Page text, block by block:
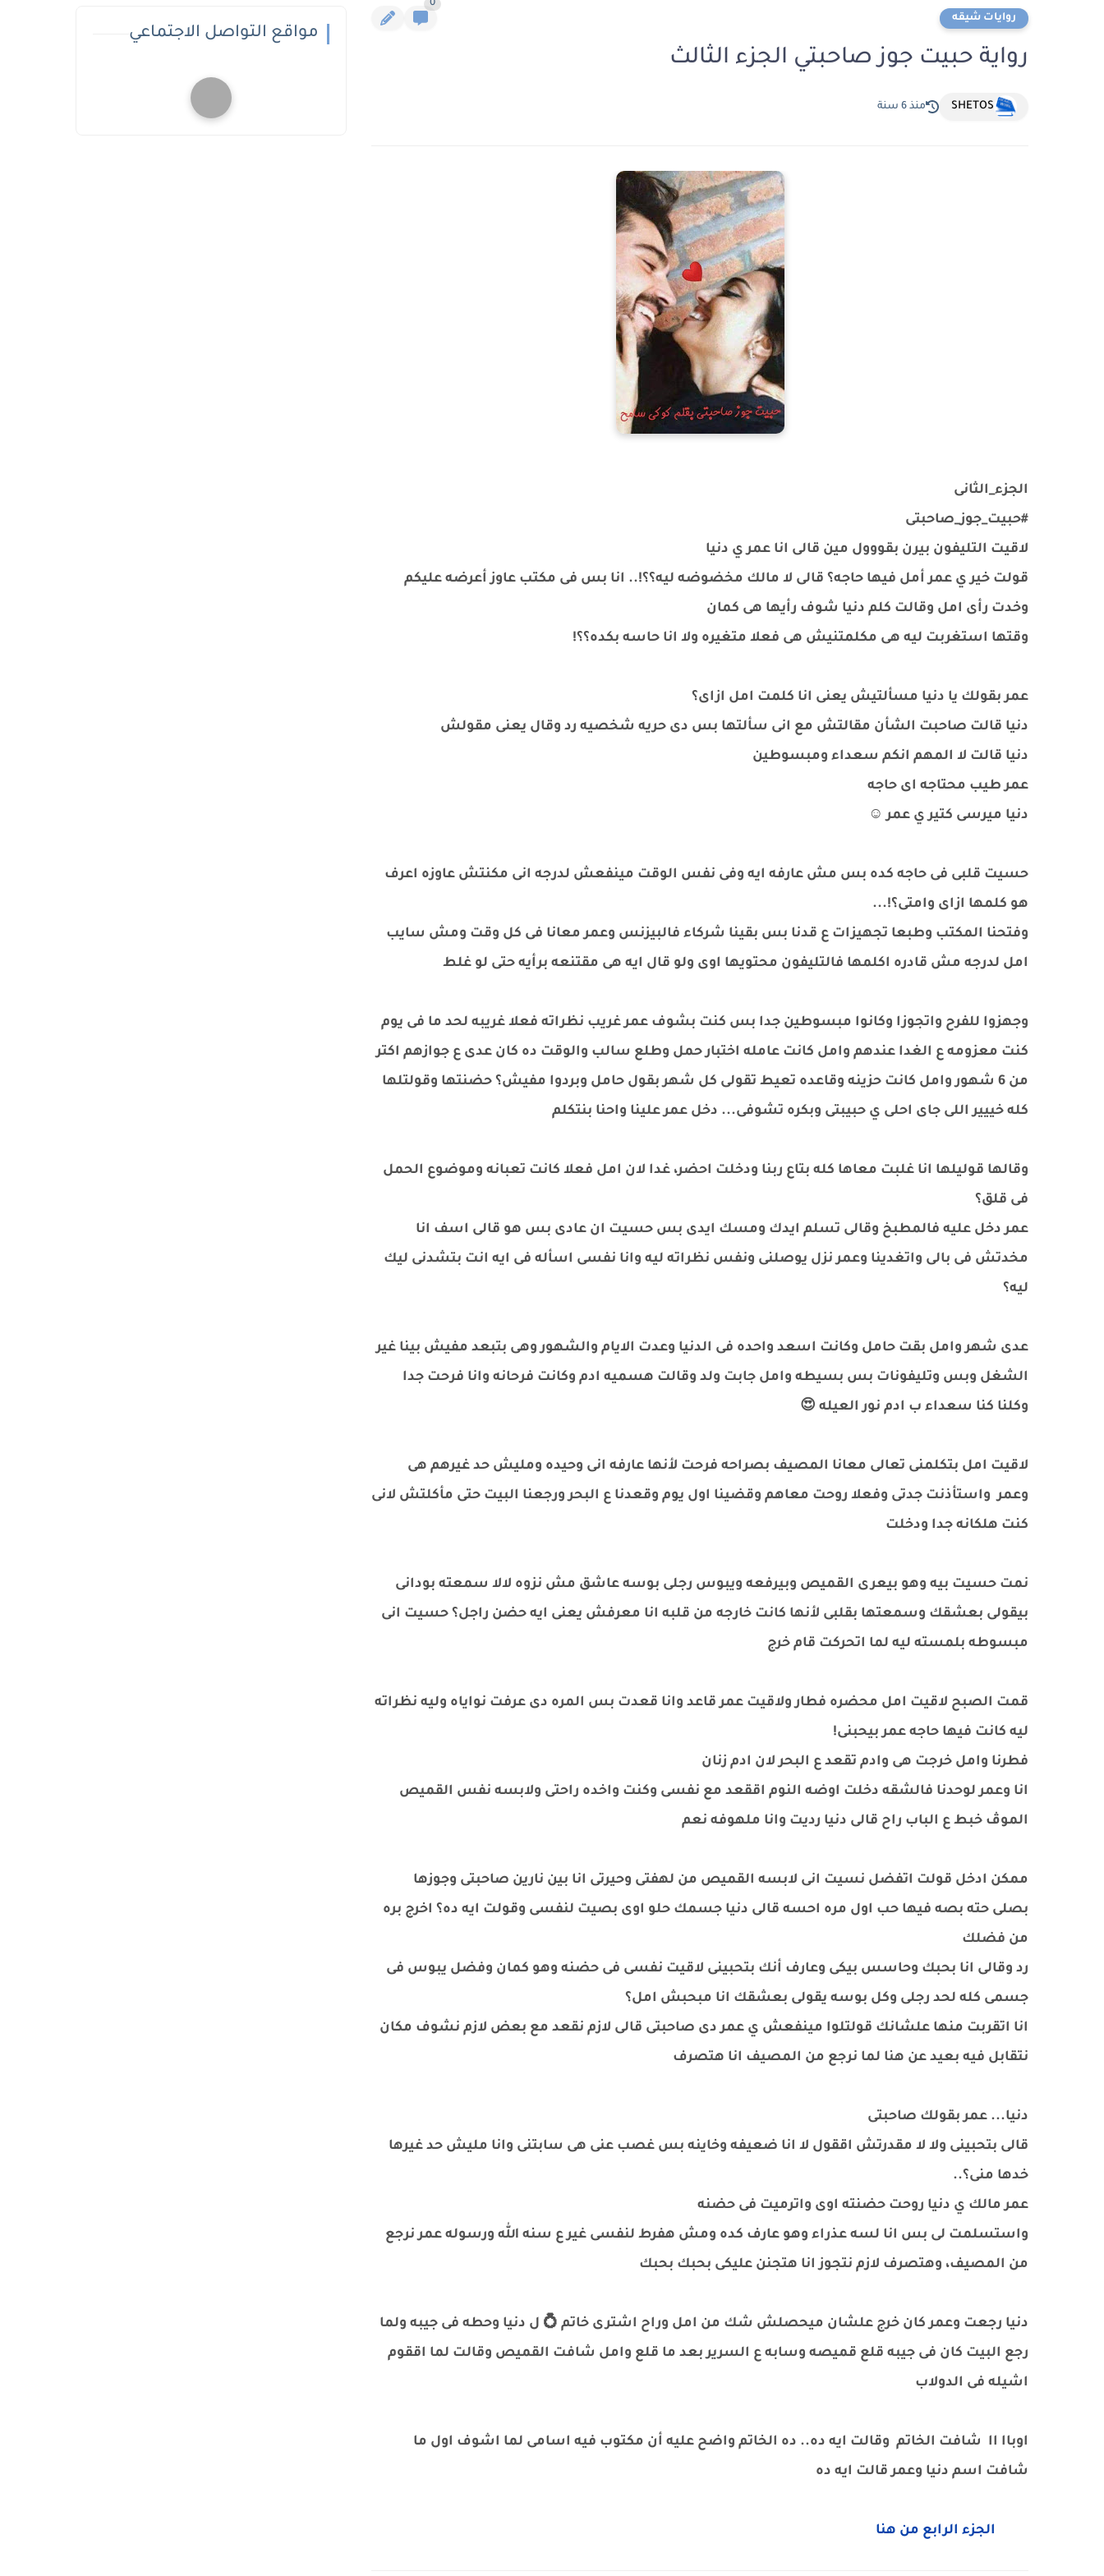
روايات شيقه
0
رواية حبيت جوز صاحبتي الجزء الثالث
SHETOS منذ 6 سنة
الجزء_الثانى
#حبيت_جوز_صاحبتى
لاقيت التليفون بيرن بقووول مين قالى انا عمر ي دنيا
قولت خير ي عمر أمل فيها حاجه؟ قالى لا مالك مخضوضه ليه؟؟!.. انا بس فى مكتب عاوز أعرضه عليكم
وخدت رأى امل وقالت كلم دنيا شوف رأيها هى كمان
وقتها استغربت ليه هى مكلمتنيش هى فعلا متغيره ولا انا حاسه بكده؟؟!
عمر بقولك يا دنيا مسألتيش يعنى انا كلمت امل ازاى؟
دنيا قالت صاحبت الشأن مقالتش مع انى سألتها بس دى حريه شخصيه رد وقال يعنى مقولش
دنيا قالت لا المهم انكم سعداء ومبسوطين
عمر طيب محتاجه اى حاجه
دنيا ميرسى كتير ي عمر ☺️
حسيت قلبى فى حاجه كده بس مش عارفه ايه وفى نفس الوقت مينفعش لدرجه انى مكنتش عاوزه اعرف
هو كلمها ازاى وامتى؟!...
وفتحنا المكتب وطبعا تجهيزات ع قدنا بس بقينا شركاء فالبيزنس وعمر معانا فى كل وقت ومش سايب
امل لدرجه مش قادره اكلمها فالتليفون محتويها اوى ولو قال ايه هى مقتنعه برأيه حتى لو غلط
وجهزوا للفرح واتجوزا وكانوا مبسوطين جدا بس كنت بشوف عمر غريب نظراته فعلا غريبه لحد ما فى يوم
كنت معزومه ع الغدا عندهم وامل كانت عامله اختبار حمل وطلع سالب والوقت ده كان عدى ع جوازهم اكتر
من 6 شهور وامل كانت حزينه وقاعده تعيط تقولى كل شهر بقول حامل وبردوا مفيش؟ حضنتها وقولتلها
كله خييير اللى جاى احلى ي حبيبتى وبكره تشوفى... دخل عمر علينا واحنا بنتكلم
وقالها قوليلها انا غلبت معاها كله بتاع ربنا ودخلت احضر، غدا لان امل فعلا كانت تعبانه وموضوع الحمل
فى قلق؟
عمر دخل عليه فالمطبخ وقالى تسلم ايدك ومسك ايدى بس حسيت ان عادى بس هو قالى اسف انا
مخدتش فى بالى واتغدينا وعمر نزل يوصلنى ونفس نظراته ليه وانا نفسى اسأله فى ايه انت بتشدنى ليك
ليه؟
عدى شهر وامل بقت حامل وكانت اسعد واحده فى الدنيا وعدت الايام والشهور وهى بتبعد مفيش بينا غير
الشغل وبس وتليفونات بس بسيطه وامل جابت ولد وقالت هسميه ادم وكانت فرحانه وانا فرحت جدا
وكلنا كنا سعداء ب ادم نور العيله 😍
لاقيت امل بتكلمنى تعالى معانا المصيف بصراحه فرحت لأنها عارفه انى وحيده ومليش حد غيرهم هى
وعمر واستأذنت جدتى وفعلا روحت معاهم وقضينا اول يوم وقعدنا ع البحر ورجعنا البيت حتى مأكلتش لانى
كنت هلكانه جدا ودخلت
نمت حسيت بيه وهو بيعرى القميص وبيرفعه ويبوس رجلى بوسه عاشق مش نزوه لالا سمعته بودانى
بيقولى بعشقك وسمعتها بقلبى لأنها كانت خارجه من قلبه انا معرفش يعنى ايه حضن راجل؟ حسيت انى
مبسوطه بلمسته ليه لما اتحركت قام خرج
قمت الصبح لاقيت امل محضره فطار ولاقيت عمر قاعد وانا قعدت بس المره دى عرفت نواياه وليه نظراته
ليه كانت فيها حاجه عمر بيحبنى!
فطرنا وامل خرجت هى وادم تقعد ع البحر لان ادم زنان
انا وعمر لوحدنا فالشقه دخلت اوضه النوم اققعد مع نفسى وكنت واخده راحتى ولابسه نفس القميص
الموڤ خبط ع الباب راح قالى دنيا رديت وانا ملهوفه نعم
ممكن ادخل قولت اتفضل نسيت انى لابسه القميص من لهفتى وحيرتى انا بين نارين صاحبتى وجوزها
بصلى حته بصه فيها حب اول مره احسه قالى دنيا جسمك حلو اوى بصيت لنفسى وقولت ايه ده؟ اخرج بره
من فضلك
رد وقالى انا بحبك وحاسس بيكى وعارف أنك بتحبينى لاقيت نفسى فى حضنه وهو كمان وفضل يبوس فى
جسمى كله لحد رجلى وكل بوسه يقولى بعشقك انا مبحبش امل؟
انا اتقربت منها علشانك قولتلوا مينفعش ي عمر دى صاحبتى قالى لازم نقعد مع بعض لازم نشوف مكان
نتقابل فيه بعيد عن هنا لما نرجع من المصيف انا هتصرف
دنيا... عمر بقولك صاحبتى
قالى بتحبينى ولا لا مقدرتش اققول لا انا ضعيفه وخاينه بس غصب عنى هى سابتنى وانا مليش حد غيرها
خدها منى؟..
عمر مالك ي دنيا روحت حضنته اوى واترميت فى حضنه
واستسلمت لى بس انا لسه عذراء وهو عارف كده ومش هفرط لنفسى غير ع سنه الله ورسوله عمر نرجع
من المصيف، وهتصرف لازم نتجوز انا هتجنن عليكى بحبك بحبك
دنيا رجعت وعمر كان خرج علشان ميحصلش شك من امل وراح اشترى خاتم 💍 ل دنيا وحطه فى جيبه ولما
رجع البيت كان فى جيبه قلع قميصه وسابه ع السرير بعد ما قلع وامل شافت القميص وقالت لما اققوم
اشيله فى الدولاب
اوباا اا شافت الخاتم وقالت ايه ده.. ده الخاتم واضح عليه أن مكتوب فيه اسامى لما اشوف اول ما
شافت اسم دنيا وعمر قالت ايه ده
الجزء الرابع من هنا
مواقع التواصل الاجتماعي